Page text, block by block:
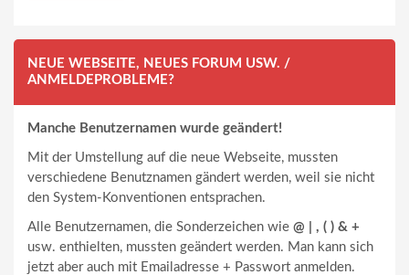
NEUE WEBSEITE, NEUES FORUM USW. /
ANMELDEPROBLEME?
Manche Benutzernamen wurde geändert!
Mit der Umstellung auf die neue Webseite, mussten
verschiedene Benutznamen gändert werden, weil sie nicht
den System-Konventionen entsprachen.
Alle Benutzernamen, die Sonderzeichen wie @ | , ( ) & +
usw. enthielten, mussten geändert werden. Man kann sich
jetzt aber auch mit Emailadresse + Passwort anmelden.